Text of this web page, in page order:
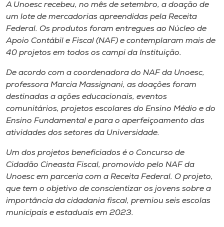
Editora
Rádio
Museu
Unoesc
Store
Selecione
o idioma
A Unoesc recebeu, no mês de setembro, a doação de
um lote de mercadorias apreendidas pela Receita
Federal. Os produtos foram entregues ao Núcleo de
Apoio Contábil e Fiscal (NAF) e contemplaram mais de
40 projetos em todos os campi da Instituição.
De acordo com a coordenadora do NAF da Unoesc,
professora Marcia Massignani, as doações foram
destinadas a ações educacionais, eventos
comunitários, projetos escolares do Ensino Médio e do
Ensino Fundamental e para o aperfeiçoamento das
atividades dos setores da Universidade.
Um dos projetos beneficiados é o Concurso de
Cidadão Cineasta Fiscal, promovido pelo NAF da
Unoesc em parceria com a Receita Federal. O projeto,
que tem o objetivo de conscientizar os jovens sobre a
importância da cidadania fiscal, premiou seis escolas
municipais e estaduais em 2023.